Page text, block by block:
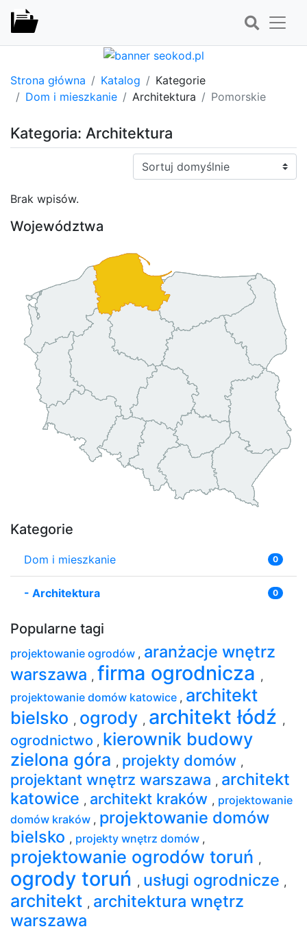
Strona główna Katalog
Kategorie
Dom i mieszkanie
Architektura Pomorskie
Kategoria: Architektura
Sortuj:
Brak wpisów.
Województwa
Kategorie
Dom i mieszkanie 0
- Architektura 0
Popularne tagi
projektowanie ogrodów , aranżacje wnętrz
warszawa , firma ogrodnicza ,
projektowanie domów katowice , architekt
bielsko , ogrody , architekt łódź ,
ogrodnictwo , kierownik budowy
zielona góra , projekty domów ,
projektant wnętrz warszawa , architekt
katowice , architekt kraków , projektowanie
domów kraków , projektowanie domów
bielsko , projekty wnętrz domów ,
projektowanie ogrodów toruń ,
ogrody toruń , usługi ogrodnicze ,
architekt , architektura wnętrz
warszawa